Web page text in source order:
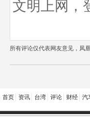
所有评论仅代表网友意见，凤
首页 资讯 台湾 评论 财经 汽